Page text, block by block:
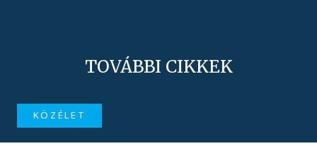
TOVÁBBI CIKKEK
KÖZÉLET